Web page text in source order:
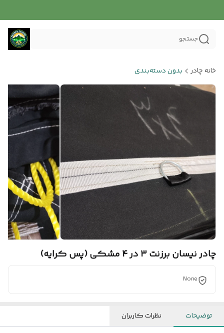
جستجو
خانه چادر بدون دسته‌بندی
چادر نیسان برزنت 3 در 4 مشکی (پس کرایه)
None
توضیحات نظرات کاربران